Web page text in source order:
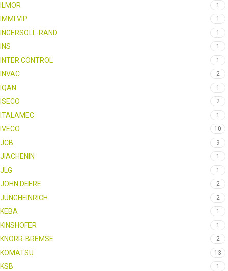
ILMOR 1
IMMI VIP 1
INGERSOLL-RAND 1
INS 1
INTER CONTROL 1
INVAC 2
IQAN 1
ISECO 2
ITALAMEC 1
IVECO 10
JCB 9
JIACHENIN 1
JLG 1
JOHN DEERE 2
JUNGHEINRICH 2
KEBA 1
KINSHOFER 1
KNORR-BREMSE 2
KOMATSU 13
KSB 1